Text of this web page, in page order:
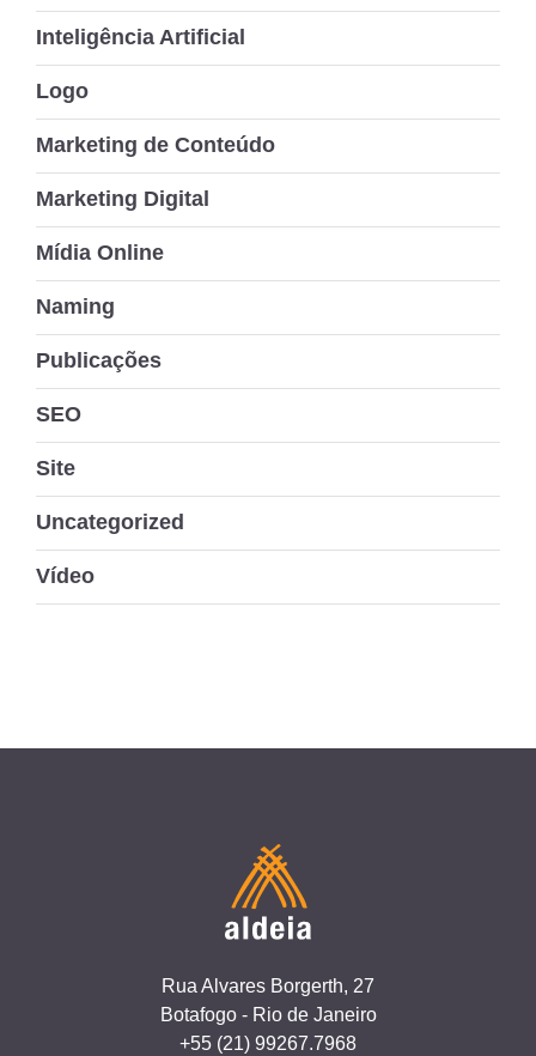
Inteligência Artificial
Logo
Marketing de Conteúdo
Marketing Digital
Mídia Online
Naming
Publicações
SEO
Site
Uncategorized
Vídeo
Rua Alvares Borgerth, 27
Botafogo - Rio de Janeiro
+55 (21) 99267.7968